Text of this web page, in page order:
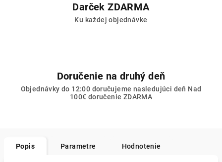
Darček ZDARMA
Ku každej objednávke
Doručenie na druhý deň
Objednávky do 12:00 doručujeme nasledujúci deň Nad
100€ doručenie ZDARMA
Popis Parametre Hodnotenie